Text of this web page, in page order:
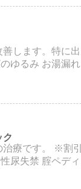
します。特に
のゆるみ お湯
ク
治療です。 ※割
尿失禁 腟ペデ